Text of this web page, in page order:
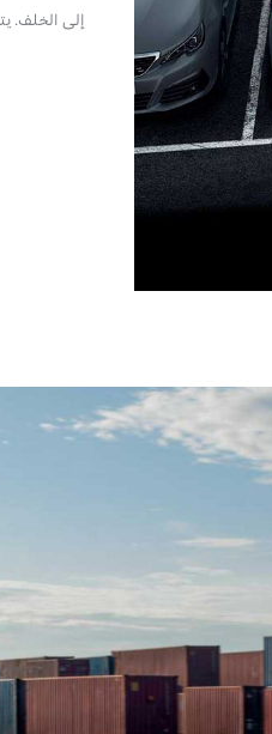
وتجاوزت السرعة
متوفر كخيار، يرجى الاتصال
إلى الخلف.